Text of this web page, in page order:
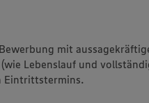
mit
Lebenslauf und
Eintrittstermins.